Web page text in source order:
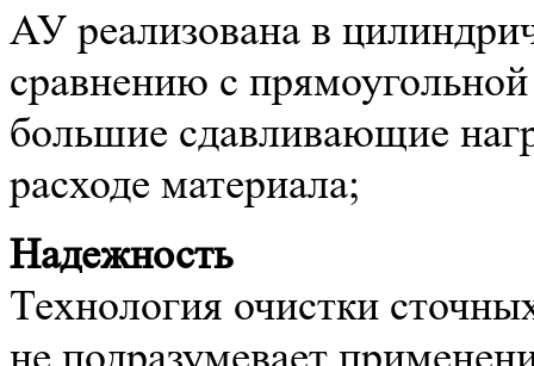
АУ реализована в
сравнению с
большие сдавливающие
расходе материала;
Надежность
Технология очистки